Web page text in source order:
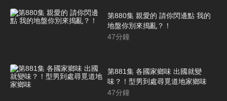
第880集 親愛的 請你閃邊點 我的
地盤你別來搗亂？！
47分鐘
第881集 各國家鄉味 出國就變
味？！型男到處尋覓道地家鄉味
47分鐘